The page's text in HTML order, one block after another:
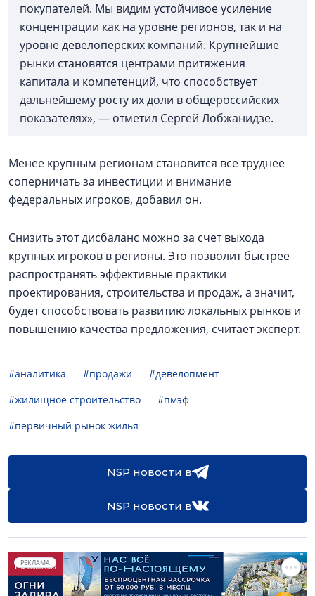
покупателей. Мы видим устойчивое усиление
концентрации как на уровне регионов, так и на
уровне девелоперских компаний. Крупнейшие
рынки становятся центрами притяжения
капитала и компетенций, что способствует
дальнейшему росту их доли в общероссийских
показателях», — отметил Сергей Лобжанидзе.
Менее крупным регионам становится все труднее
соперничать за инвестиции и внимание
федеральных игроков, добавил он.
Снизить этот дисбаланс можно за счет выхода
крупных игроков в регионы. Это позволит быстрее
распространять эффективные практики
проектирования, строительства и продаж, а значит,
будет способствовать развитию локальных рынков и
повышению качества предложения, считает эксперт.
#аналитика #продажи
#девелопмент
#жилищное строительство
#пмэф
#первичный рынок жилья
NSP новости в
NSP новости в
РЕКЛАМА